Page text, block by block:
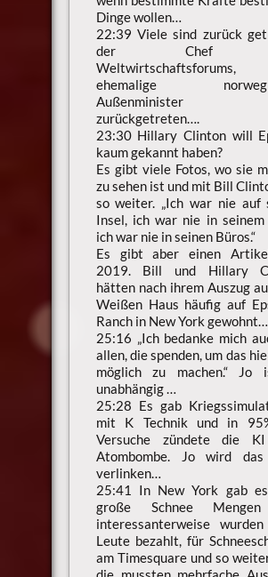
Dinge wollen…
22:39 Viele sind zurück
der Chef
ehemalige
zurückgetreten….
23:30 Hillary Clinton will
kaum gekannt haben?
Es gibt viele Fotos, wo sie
zu sehen ist und mit Bill
so weiter. „Ich war nie auf
Insel, ich war nie in seinem
ich war nie in seinen Büros.“
Es gibt aber einen
2019. Bill und Hillary
hätten nach ihrem Auszug
Weißen Haus häufig auf
Ranch in New York gewohnt…
25:16 „Ich bedanke mich
allen, die spenden, um das
möglich zu machen.“ Jo
unabhängig …
25:28 Es gab
mit K Technik und in
Versuche zündete die
Atombombe. Jo wird
verlinken…
25:41 In New York gab
große Schnee
interessanterweise
Leute bezahlt, für
am Timesquare und so